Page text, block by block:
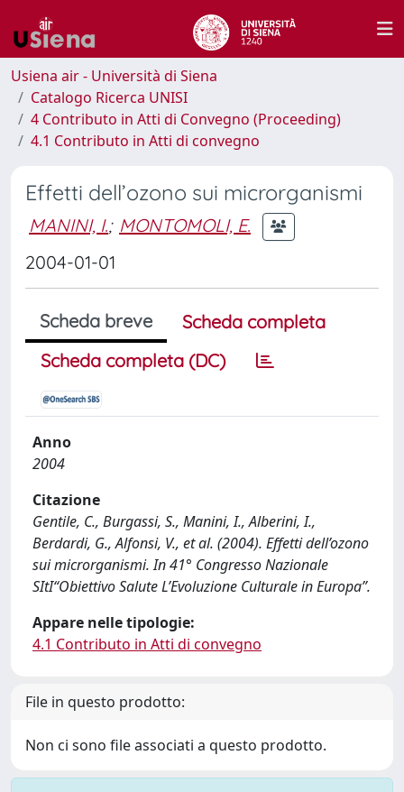
Usiena air - Università di Siena
Catalogo Ricerca UNISI
4 Contributo in Atti di Convegno (Proceeding)
4.1 Contributo in Atti di convegno
Effetti dell’ozono sui microrganismi
MANINI, I.; MONTOMOLI, E.
2004-01-01
Scheda breve
Scheda completa
Scheda completa (DC)
Anno
2004
Citazione
Gentile, C., Burgassi, S., Manini, I., Alberini, I.,
Berdardi, G., Alfonsi, V., et al. (2004). Effetti dell’ozono
sui microrganismi. In 41° Congresso Nazionale
SItI“Obiettivo Salute L’Evoluzione Culturale in Europa”.
Appare nelle tipologie:
4.1 Contributo in Atti di convegno
File in questo prodotto:
Non ci sono file associati a questo prodotto.